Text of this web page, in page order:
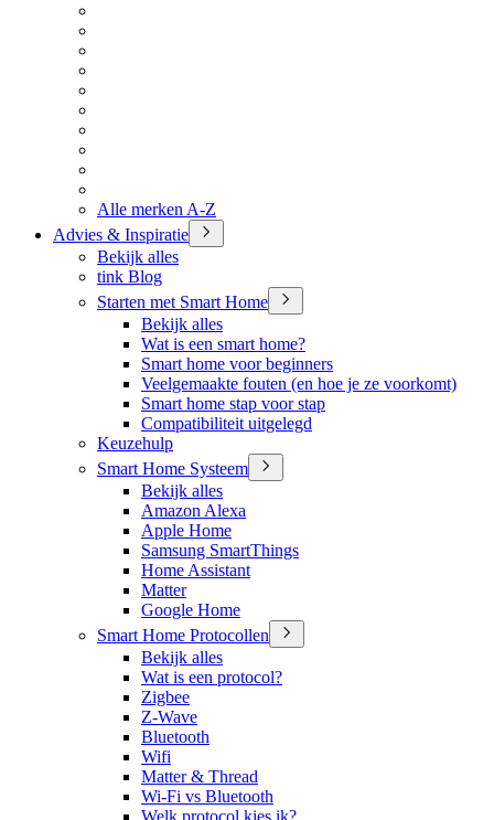
Alle merken A-Z
Advies & Inspiratie
Bekijk alles
tink Blog
Starten met Smart Home
Bekijk alles
Wat is een smart home?
Smart home voor beginners
Veelgemaakte fouten (en hoe je ze voorkomt)
Smart home stap voor stap
Compatibiliteit uitgelegd
Keuzehulp
Smart Home Systeem
Bekijk alles
Amazon Alexa
Apple Home
Samsung SmartThings
Home Assistant
Matter
Google Home
Smart Home Protocollen
Bekijk alles
Wat is een protocol?
Zigbee
Z-Wave
Bluetooth
Wifi
Matter & Thread
Wi-Fi vs Bluetooth
Welk protocol kies ik?